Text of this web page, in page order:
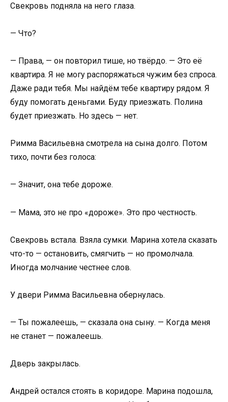
Свекровь подняла на него глаза.
— Что?
— Права, — он повторил тише, но твёрдо. — Это её
квартира. Я не могу распоряжаться чужим без спроса.
Даже ради тебя. Мы найдём тебе квартиру рядом. Я
буду помогать деньгами. Буду приезжать. Полина
будет приезжать. Но здесь — нет.
Римма Васильевна смотрела на сына долго. Потом
тихо, почти без голоса:
— Значит, она тебе дороже.
— Мама, это не про «дороже». Это про честность.
Свекровь встала. Взяла сумки. Марина хотела сказать
что-то — остановить, смягчить — но промолчала.
Иногда молчание честнее слов.
У двери Римма Васильевна обернулась.
— Ты пожалеешь, — сказала она сыну. — Когда меня
не станет — пожалеешь.
Дверь закрылась.
Андрей остался стоять в коридоре. Марина подошла,